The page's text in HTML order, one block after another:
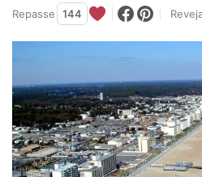
Repasse 144